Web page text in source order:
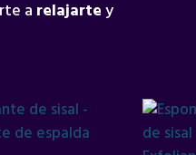
a relajartey